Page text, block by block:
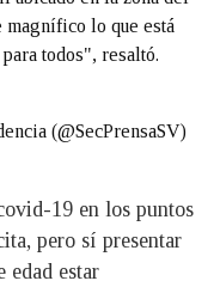
magnífico lo que está
todos", resaltó.
(@SecPrensaSV)
19 en los puntos
pero sí presentar
edad estar